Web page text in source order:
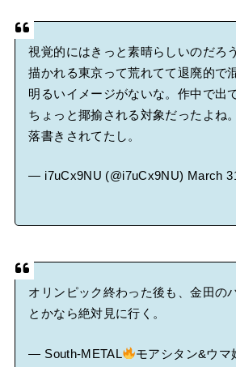
視覚的にはきっと素晴らしいのだろ
描かれる東京って荒れてて退廃的で
明るいイメージがないな。作中で出
ちょっと揶揄される対象だったよね
落書きされてたし。
— i7uCx9NU (@i7uCx9NU) March
オリンピック終わった後も、金田の
とかなら絶対見に行く。
— South-METAL
モアシタン&ウマ